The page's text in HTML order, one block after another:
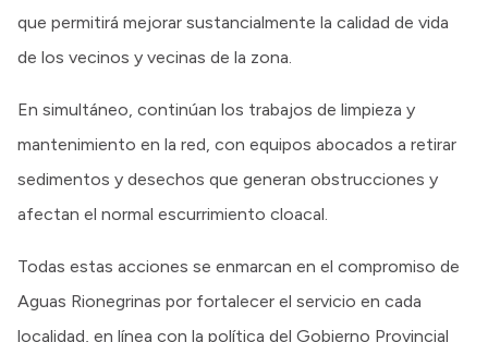
que permitirá mejorar sustancialmente la calidad de vida
de los vecinos y vecinas de la zona.
En simultáneo, continúan los trabajos de limpieza y
mantenimiento en la red, con equipos abocados a retirar
sedimentos y desechos que generan obstrucciones y
afectan el normal escurrimiento cloacal.
Todas estas acciones se enmarcan en el compromiso de
Aguas Rionegrinas por fortalecer el servicio en cada
localidad, en línea con la política del Gobierno Provincial